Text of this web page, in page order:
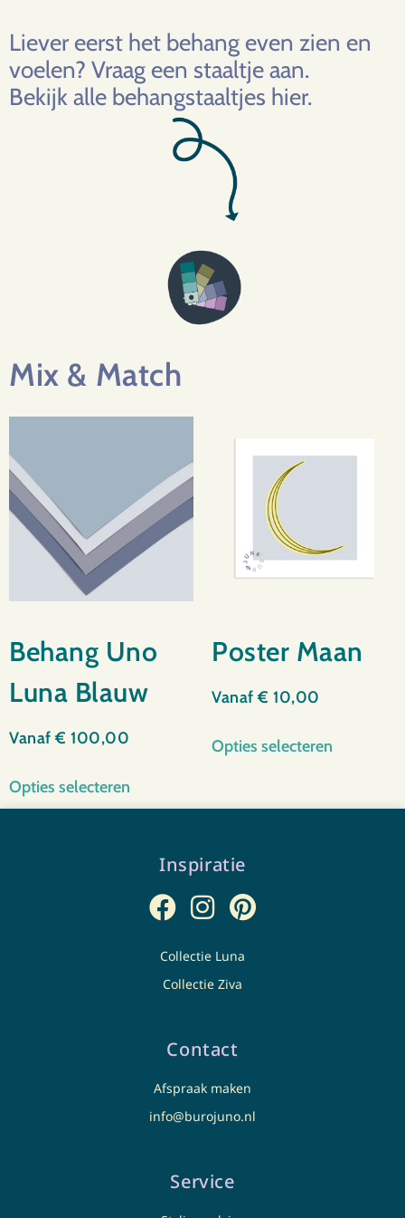
Liever eerst het behang even zien en
voelen? Vraag een staaltje aan.
Bekijkalle behangstaaltjes hier.
Mix & Match
Behang Uno
Luna Blauw
Vanaf€ 100,00
Opties selecteren
Poster Maan
Vanaf€ 10,00
Opties selecteren
Inspiratie
Collectie Luna
Collectie Ziva
Contact
Afspraak maken
info@burojuno.nl
Service